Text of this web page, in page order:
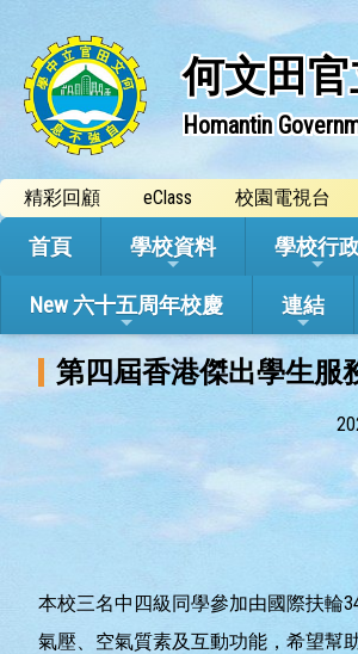
何文田
Homantin
精彩回顧 eClass 校園電視台
首頁 學校資料 學校行
New 六十五周年校慶 連結
第四屆香港傑出學生服
本校三名中四級同學參加由國際扶輪
氣壓、空氣質素及互動功能，希望幫